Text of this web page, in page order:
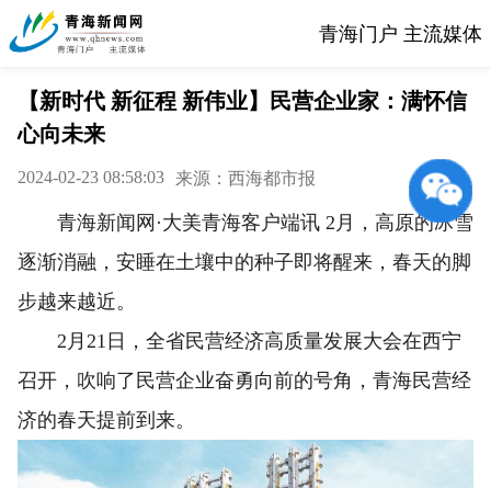
青海门户 主流媒体
【新时代 新征程 新伟业】民营企业家：满怀信
心向未来
2024-02-23 08:58:03 来源：西海都市报
青海新闻网·大美青海客户端讯 2月，高原的冰雪
逐渐消融，安睡在土壤中的种子即将醒来，春天的脚
步越来越近。
2月21日，全省民营经济高质量发展大会在西宁
召开，吹响了民营企业奋勇向前的号角，青海民营经
济的春天提前到来。